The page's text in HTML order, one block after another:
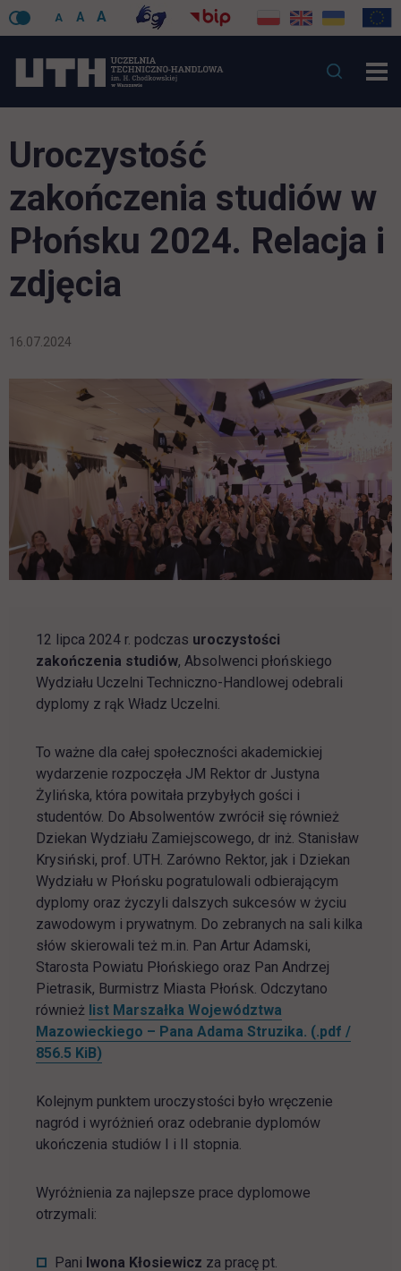
A A A
Uroczystość
zakończenia studiów w
Płońsku 2024. Relacja i
zdjęcia
16.07.2024
12 lipca 2024 r. podczas uroczystości
zakończenia studiów, Absolwenci płońskiego
Wydziału Uczelni Techniczno-Handlowej odebrali
dyplomy z rąk Władz Uczelni.
To ważne dla całej społeczności akademickiej
wydarzenie rozpoczęła JM Rektor dr Justyna
Żylińska, która powitała przybyłych gości i
studentów. Do Absolwentów zwrócił się również
Dziekan Wydziału Zamiejscowego, dr inż. Stanisław
Krysiński, prof. UTH. Zarówno Rektor, jak i Dziekan
Wydziału w Płońsku pogratulowali odbierającym
dyplomy oraz życzyli dalszych sukcesów w życiu
zawodowym i prywatnym. Do zebranych na sali kilka
słów skierowali też m.in. Pan Artur Adamski,
Starosta Powiatu Płońskiego oraz Pan Andrzej
Pietrasik, Burmistrz Miasta Płońsk. Odczytano
również list Marszałka Województwa
Mazowieckiego – Pana Adama Struzika. (.pdf /
856.5 KiB)
Kolejnym punktem uroczystości było wręczenie
nagród i wyróżnień oraz odebranie dyplomów
ukończenia studiów I i II stopnia.
Wyróżnienia za najlepsze prace dyplomowe
otrzymali:
Pani Iwona Kłosiewicz za pracę pt.